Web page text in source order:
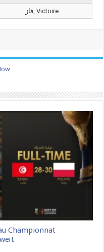
فاز, Victoire
Championnat